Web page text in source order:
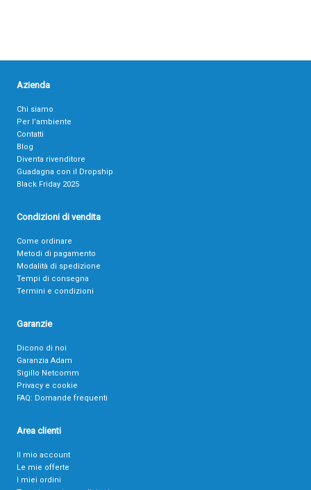
Azienda
Chi siamo
Per l’ambiente
Contatti
Blog
Diventa rivenditore
Guadagna con il Dropship
Black Friday 2025
Condizioni di vendita
Come ordinare
Metodi di pagamento
Modalità di spedizione
Tempi di consegna
Termini e condizioni
Garanzie
Dicono di noi
Garanzia Adam
Sigillo Netcomm
Privacy e cookie
FAQ: Domande frequenti
Area clienti
Il mio account
Le mie offerte
I miei ordini